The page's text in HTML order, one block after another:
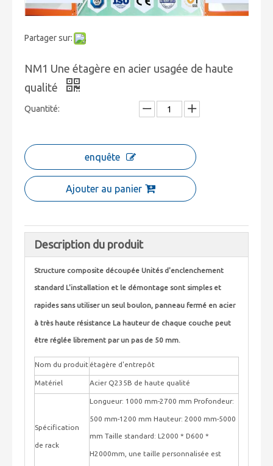
Partager sur:
NM1 Une étagère en acier usagée de haute
qualité
Quantité:
enquête
Ajouter au panier
Description du produit
Structure composite découpée Unités d'enclenchement
standard L'installation et le démontage sont simples et
rapides sans utiliser un seul boulon, panneau fermé en acier
à très haute résistance La hauteur de chaque couche peut
être réglée librement par un pas de 50 mm.
Nom du produit étagère d'entrepôt
Matériel Acier Q235B de haute qualité
Spécification
de rack
Longueur: 1000 mm-2700 mm Profondeur:
500 mm-1200 mm Hauteur: 2000 mm-5000
mm Taille standard: L2000 * D600 *
H2000mm, une taille personnalisée est